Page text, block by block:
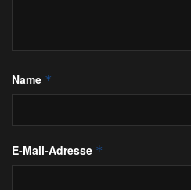
Name *
E-Mail-Adresse *